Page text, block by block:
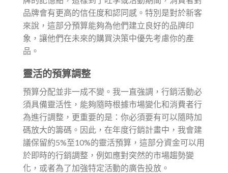
品牌會有更高的信任度和認同感。特別是對於新客
來說，這部分預算能夠為他們建立良好的品牌印
象，讓他們在未來的購買決策中優先考慮你的產
品。
靈活的預算調整
預算分配並非一成不變。我一直強調，行銷活動必
須具備靈活性，能夠隨時根據市場變化和消費者行
為進行調整，更重要的是：你必須要有可以隨時加
碼放大的籌碼。因此，在年度行銷計畫中，我會建
議保留約5%至10%的靈活預算，這部分資金可以用
於即時的行銷調整，例如應對突然的市場趨勢變
化，或者為了加強特定活動的廣告投放。